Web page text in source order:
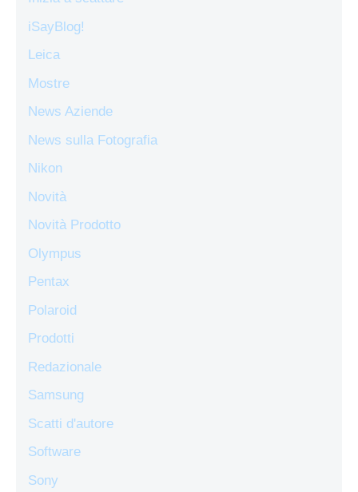
iSayBlog!
Leica
Mostre
News Aziende
News sulla Fotografia
Nikon
Novità
Novità Prodotto
Olympus
Pentax
Polaroid
Prodotti
Redazionale
Samsung
Scatti d'autore
Software
Sony